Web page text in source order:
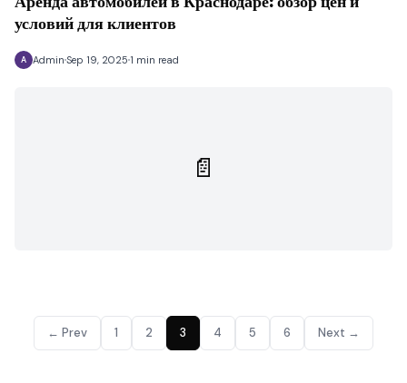
условий для клиентов
A Admin Sep 19, 2025 1 min read
📄
← Prev 1 2 3 4 5 6 Next →